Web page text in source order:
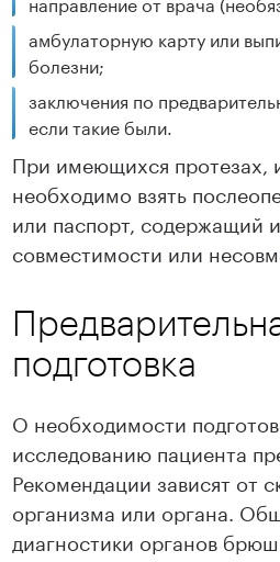
амбулаторную карту или
болезни;
заключения по
если такие были.
При имеющихся протезах,
необходимо взять
или паспорт,
совместимости или
подготовка
О необходимости
исследованию пациента
Рекомендации зависят от
организма или органа.
диагностики органов